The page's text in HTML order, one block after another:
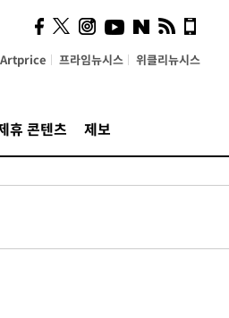
프라임뉴시스 위클리뉴시스
휴 콘텐츠 제보